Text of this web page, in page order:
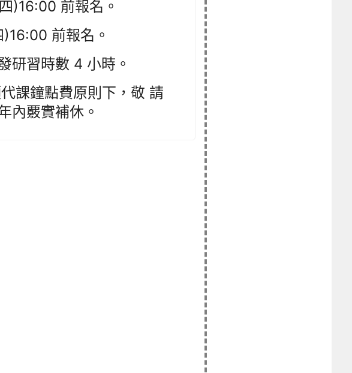
)16:00 前報名。
前報名。
研習時數 4 小時。
課鐘點費原則下，敬 請
內覈實補休。